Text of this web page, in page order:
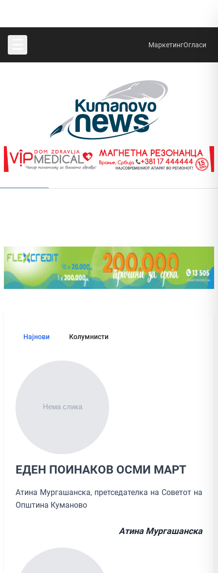
МаркетингОгласи
Најнови Колумнисти
ЕДЕН ПОИНАКОВ ОСМИ МАРТ
Атина Мургашанска, претседателка на Советот на
Општина Куманово
Атина Мургашанска